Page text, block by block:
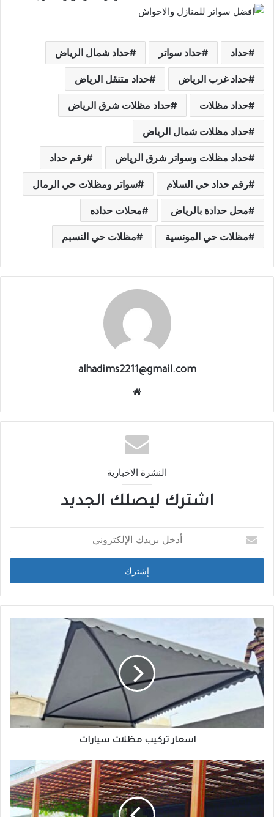
حداد حداد سواتر حداد شمال الرياض
حداد غرب الرياض حداد متنقل الرياض
حداد مظلات حداد مظلات شرق الرياض
حداد مظلات شمال الرياض
حداد مظلات وسواتر شرق الرياض رقم حداد
رقم حداد حي السلام سواتر ومظلات حي الرمال
محل حدادة بالرياض محلات حداده
مظلات حي المونسية مظلات حي النسبم
alhadims2211@gmail.com
النشرة الاخبارية
اشترك ليصلك الجديد
اسعار تركيب مظلات سيارات